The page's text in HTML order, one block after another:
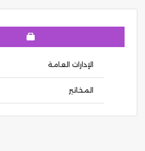
الإدارات العامة
المخاتير